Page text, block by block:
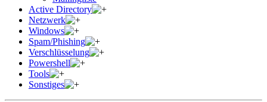
Active Directory
Netzwerk
Windows
Spam/Phishing
Verschlüsselung
Powershell
Tools
Sonstiges